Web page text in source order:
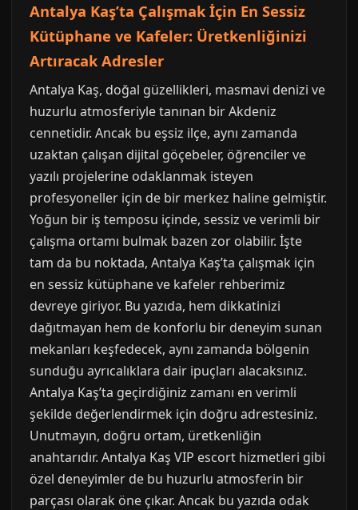
Antalya Kaş’ta Çalışmak İçin En Sessiz
Kütüphane ve Kafeler: Üretkenliğinizi
Artıracak Adresler
Antalya Kaş, doğal güzellikleri, masmavi denizi ve
huzurlu atmosferiyle tanınan bir Akdeniz
cennetidir. Ancak bu eşsiz ilçe, aynı zamanda
uzaktan çalışan dijital göçebeler, öğrenciler ve
yazılı projelerine odaklanmak isteyen
profesyoneller için de bir merkez haline gelmiştir.
Yoğun bir iş temposu içinde, sessiz ve verimli bir
çalışma ortamı bulmak bazen zor olabilir. İşte
tam da bu noktada, Antalya Kaş’ta çalışmak için
en sessiz kütüphane ve kafeler rehberimiz
devreye giriyor. Bu yazıda, hem dikkatinizi
dağıtmayan hem de konforlu bir deneyim sunan
mekanları keşfedecek, aynı zamanda bölgenin
sunduğu ayrıcalıklara dair ipuçları alacaksınız.
Antalya Kaş’ta geçirdiğiniz zamanı en verimli
şekilde değerlendirmek için doğru adrestesiniz.
Unutmayın, doğru ortam, üretkenliğin
anahtarıdır. Antalya Kaş VIP escort hizmetleri gibi
özel deneyimler de bu huzurlu atmosferin bir
parçası olarak öne çıkar. Ancak bu yazıda odak